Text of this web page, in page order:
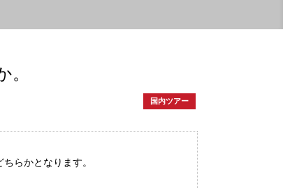
国内ツアー
らかとなります。